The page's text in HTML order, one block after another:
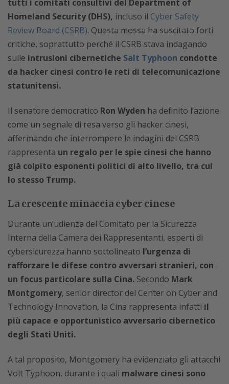
tutti i comitati consultivi del Department of
Homeland Security (DHS), incluso il Cyber Safety
Review Board (CSRB). Questa mossa ha suscitato forti
critiche, soprattutto perché il CSRB stava indagando
sulle intrusioni cibernetiche Salt Typhoon condotte
da hacker cinesi contro le reti di telecomunicazione
statunitensi.
Il senatore democratico Ron Wyden ha definito l’azione
come un segnale di resa verso gli hacker cinesi,
affermando che interrompere le indagini del CSRB
rappresenta un regalo per le spie cinesi che hanno
già colpito esponenti politici di alto livello, tra cui
lo stesso Trump.
La crescente minaccia cyber cinese
Durante un’udienza del Comitato per la Sicurezza
Interna della Camera dei Rappresentanti, esperti di
cybersicurezza hanno sottolineato l’urgenza di
rafforzare le difese contro avversari stranieri, con
un focus particolare sulla Cina. Secondo Mark
Montgomery, senior director del Center on Cyber and
Technology Innovation, la Cina rappresenta infatti il
più capace e opportunistico avversario cibernetico
degli Stati Uniti.
A tal proposito, Montgomery ha evidenziato gli attacchi
Volt Typhoon, durante i quali malware cinesi sono